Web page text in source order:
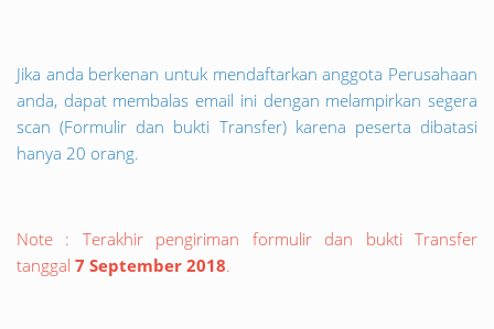
Jika anda berkenan untuk mendaftarkan anggota Perusahaan
anda, dapat membalas email ini dengan melampirkan segera
scan (Formulir dan bukti Transfer) karena peserta dibatasi
hanya 20 orang.
Note : Terakhir pengiriman formulir dan bukti Transfer
tanggal 7 September 2018.